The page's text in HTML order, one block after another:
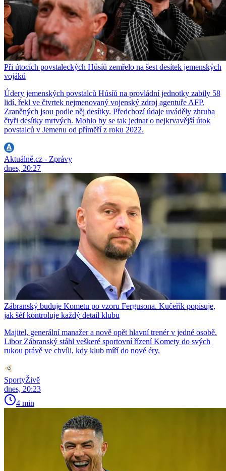
Při útocích povstaleckých Húsíů zemřelo na šest desítek jemenských
vojáků
Údery jemenských povstalců Húsíů na provládní jednotky zabily 58
lidí, řekl ve čtvrtek nejmenovaný vojenský zdroj agentuře AFP.
Zraněných jsou podle něj desítky. Předchozí údaje uváděly zhruba
čtyři desítky mrtvých. Mohlo by se tak jednat o nejkrvavější útok
povstalců v Jemenu od příměří z roku 2022.
Aktuálně.cz - Zprávy
dnes, 20:27
Zábranský buduje Kometu po vzoru Fergusona. Kučeřík popisuje,
jak šéf kontroluje každý detail klubu
Majitel, generální manažer a nově opět hlavní trenér v jedné osobě.
Libor Zábranský stáhl veškeré sportovní řízení Komety do svých
rukou právě ve chvíli, kdy klub míří do nové éry.
SportyŽivě
dnes, 20:23
4 min